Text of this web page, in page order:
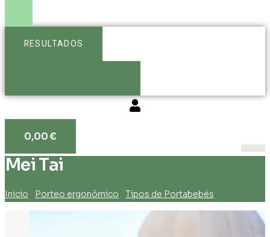
RESULTADOS
0,00€
Mei Tai
Inicio Porteo ergonómico Tipos de Portabebés